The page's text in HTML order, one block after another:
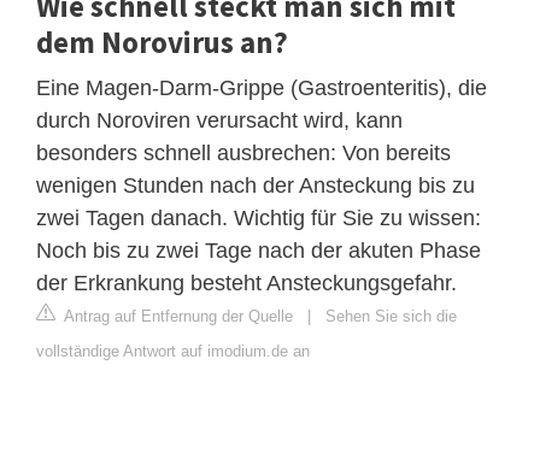
dem Norovirus an?
Eine Magen-Darm-Grippe (Gastroenteritis), die
durch Noroviren verursacht wird, kann
besonders schnell ausbrechen: Von bereits
wenigen Stunden nach der Ansteckung bis zu
zwei Tagen danach. Wichtig für Sie zu wissen:
Noch bis zu zwei Tage nach der akuten Phase
der Erkrankung besteht Ansteckungsgefahr.
Antrag auf Entfernung der Quelle | Sehen Sie sich die
vollständige Antwort auf imodium.de an